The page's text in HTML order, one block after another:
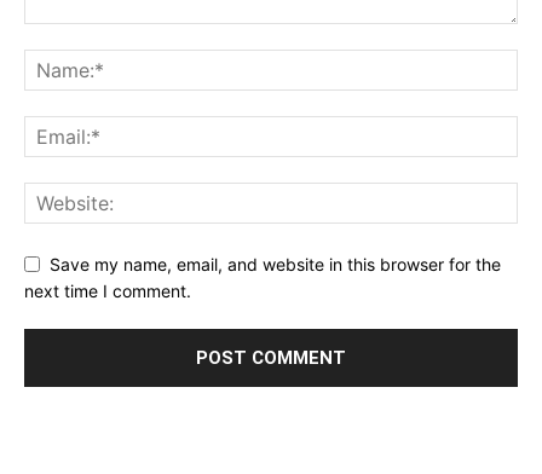
Save my name, email, and website in this browser for the
next time I comment.